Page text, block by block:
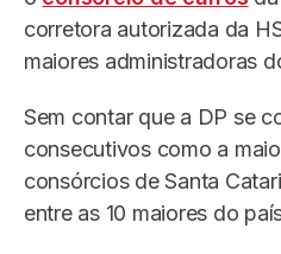
corretora autorizada da
maiores administradoras
Sem contar que a DP se
consecutivos como a
consórcios de Santa
entre as 10 maiores do